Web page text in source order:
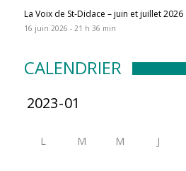
La Voix de St-Didace – juin et juillet 2026
16 juin 2026 - 21 h 36 min
CALENDRIER
L M M J